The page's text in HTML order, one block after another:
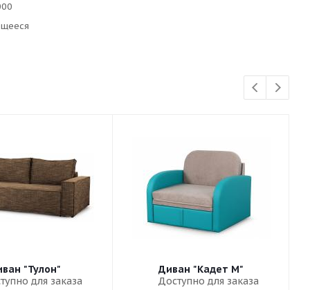
"Тулон"
для заказа
Диван "Кадет М"
Доступно для заказа